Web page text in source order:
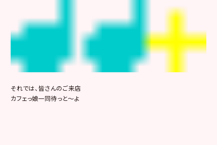
それでは、皆さんのご来店
カフェっ娘一同待っと～よ